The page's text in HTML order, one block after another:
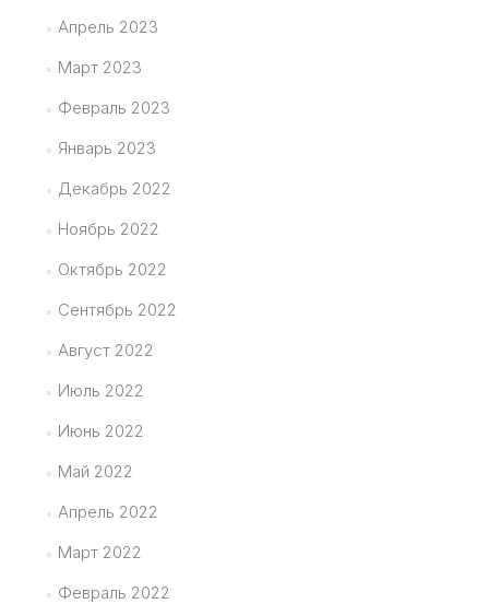
Апрель 2023
Март 2023
Февраль 2023
Январь 2023
Декабрь 2022
Ноябрь 2022
Октябрь 2022
Сентябрь 2022
Август 2022
Июль 2022
Июнь 2022
Май 2022
Апрель 2022
Март 2022
Февраль 2022